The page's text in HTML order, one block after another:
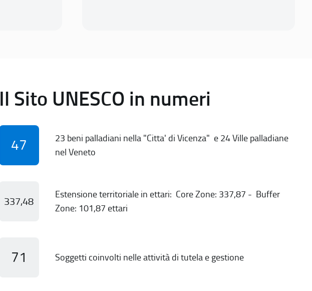
Il Sito UNESCO in numeri
47
23 beni palladiani nella "Citta' di Vicenza" e 24 Ville palladiane
nel Veneto
337,48
Estensione territoriale in ettari: Core Zone: 337,87 - Buffer
Zone: 101,87 ettari
71 Soggetti coinvolti nelle attività di tutela e gestione